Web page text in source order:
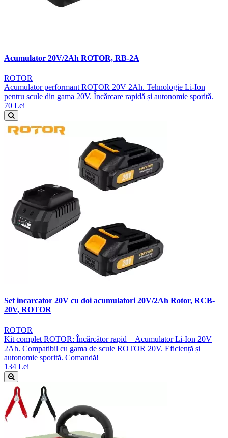
Acumulator 20V/2Ah ROTOR, RB-2A
ROTOR
Acumulator performant ROTOR 20V 2Ah. Tehnologie Li-Ion
pentru scule din gama 20V. Încărcare rapidă și autonomie sporită.
70 Lei
Set incarcator 20V cu doi acumulatori 20V/2Ah Rotor, RCB-
20V, ROTOR
ROTOR
Kit complet ROTOR: Încărcător rapid + Acumulator Li-Ion 20V
2Ah. Compatibil cu gama de scule ROTOR 20V. Eficiență și
autonomie sporită. Comandă!
134 Lei